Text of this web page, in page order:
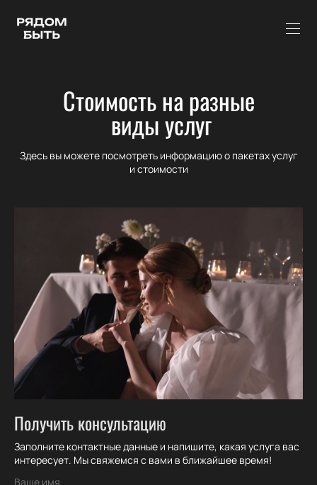
Стоимость на разные
виды услуг
Здесь вы можете посмотреть информацию о пакетах услуг
и стоимости
Получить консультацию
Заполните контактные данные и напишите, какая услуга вас
интересует. Мы свяжемся с вами в ближайшее время!